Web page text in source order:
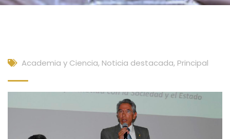
Academia y Ciencia, Noticia destacada, Principal